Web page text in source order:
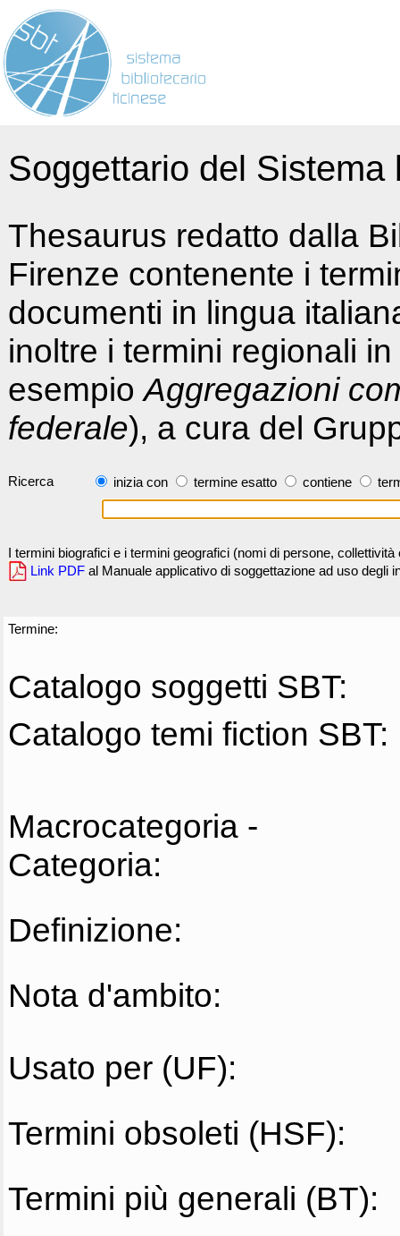
Soggettario del
Thesaurus redatto dalla
Firenze contenente i
documenti in lingua
inoltre i termini regionali
esempioAggregazioni
federale), a cura del
Ricerca inizia con termine esatto contiene
I termini biografici e i termini geografici (nomi di persone,
Link PDF al Manuale applicativo di soggettazione ad uso degli
Termine:
Catalogo soggetti SBT:
Catalogo temi fiction SBT:
Macrocategoria -
Categoria:
Definizione:
Nota d'ambito:
Usato per (UF):
Termini obsoleti (HSF):
Termini più generali (BT):